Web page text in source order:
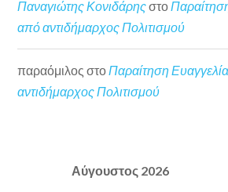
Παναγιώτης Κονιδάρηςστο
από αντιδήμαρχος Πολιτισμού
παραόμιλος στοΠαραίτηση
αντιδήμαρχος Πολιτισμού
Αύγουστος 2026